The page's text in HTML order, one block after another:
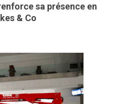
sa présence en
& Co